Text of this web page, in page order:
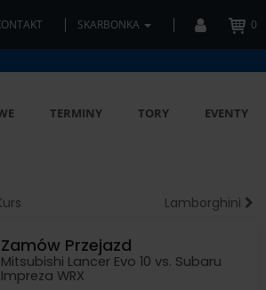
SKARBONKA 0
TERMINY TORY EVENTY
Lamborghini
Zamów Przejazd
Mitsubishi Lancer Evo 10 vs. Subaru
Impreza WRX